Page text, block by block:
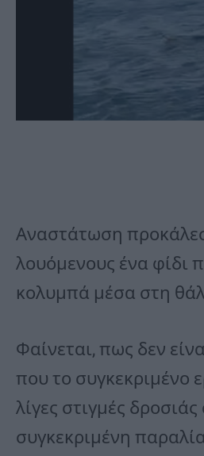
Αναστάτωση
λουόμενους ένα φίδι
κολυμπά μέσα στη
Φαίνεται, πως δεν
που το συγκεκριμένο
λίγες στιγμές δροσιάς
συγκεκριμένη